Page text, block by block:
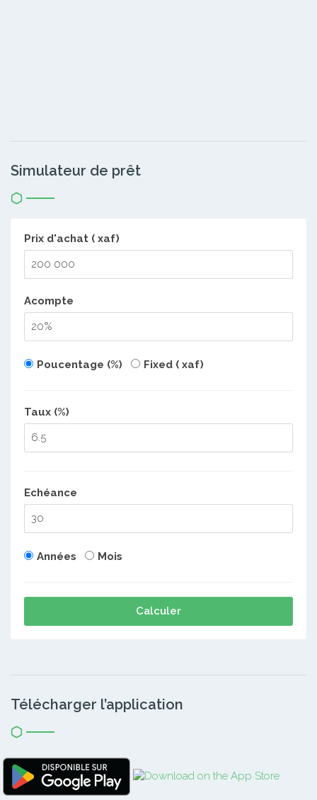
Simulateur de prêt
Prix d'achat ( xaf)
Acompte
Poucentage (%) Fixed ( xaf)
Taux (%)
Echéance
Années Mois
Calculer
Télécharger l’application